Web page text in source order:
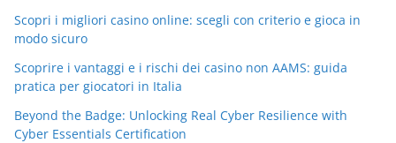
Scopri i migliori casino online: scegli con criterio e gioca in
modo sicuro
Scoprire i vantaggi e i rischi dei casino non AAMS: guida
pratica per giocatori in Italia
Beyond the Badge: Unlocking Real Cyber Resilience with
Cyber Essentials Certification